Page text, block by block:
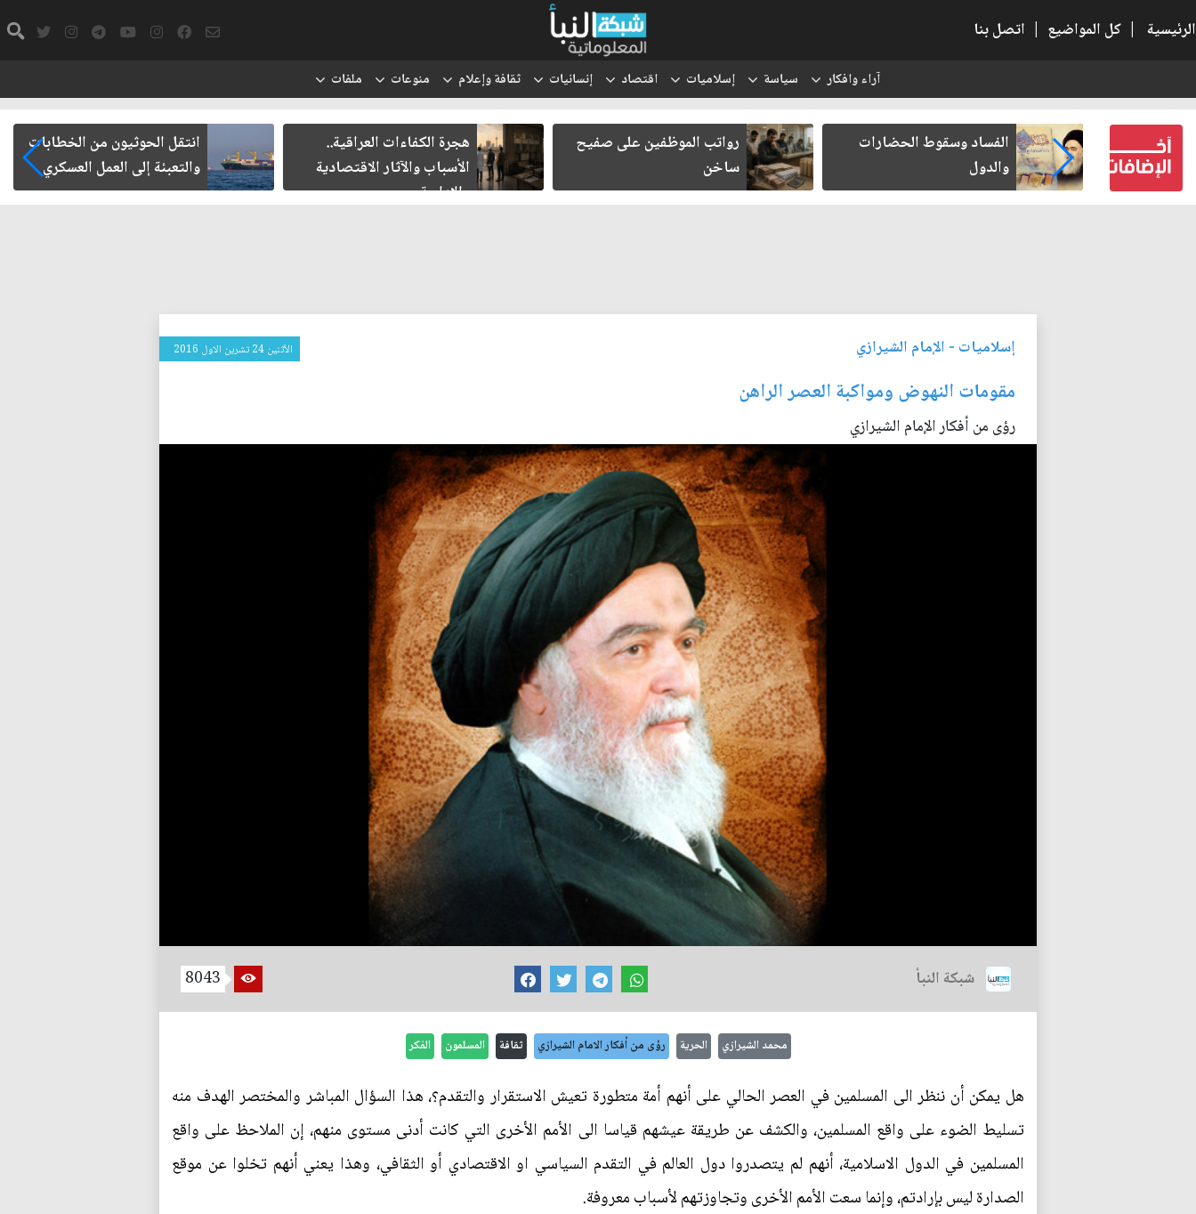
الرئيسية | كل المواضيع | اتصل بنا
آراء وافكار سياسة إسلاميات اقتصاد إنسانيات ثقافة وإعلام منوعات ملفات
كتب لنفسه
الفساد وسقوط الحضارات
والدول
رواتب الموظفين على صفيح
ساخن
هجرة الكفاءات العراقية..
الأسباب والآثار الاقتصادية
والإدارية
انتقل الحوثيون من الخطابات
والتعبئة إلى العمل العسكري
إسلاميات - الإمام الشيرازي الأثنين 24 تشرين الاول 2016
مقومات النهوض ومواكبة العصر الراهن
رؤى من أفكار الإمام الشيرازي
شبكة النبأ 8043
محمد الشيرازي الحرية رؤى من أفكار الامام الشيرازي ثقافة المسلمون الفكر
هل يمكن أن ننظر الى المسلمين في العصر الحالي على أنهم أمة متطورة تعيش الاستقرار والتقدم؟، هذا السؤال المباشر والمختصر الهدف منه
تسليط الضوء على واقع المسلمين، والكشف عن طريقة عيشهم قياسا الى الأمم الأخرى التي كانت أدنى مستوى منهم، إن الملاحظ على واقع
المسلمين في الدول الاسلامية، أنهم لم يتصدروا دول العالم في التقدم السياسي او الاقتصادي أو الثقافي، وهذا يعني أنهم تخلوا عن موقع
الصدارة ليس بإرادتم، وإنما سعت الأمم الأخرى وتجاوزتهم لأسباب معروفة.